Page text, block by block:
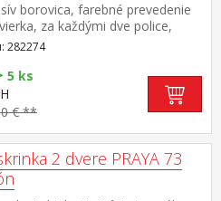
borovica, farebné prevedenie
za každými dve police,
montáže na ľavú alebo
maximálne nosnosti uvedené v
súčasť zostavy BALI
282274
5 ks
€ **
2 dvere PRAYA 73